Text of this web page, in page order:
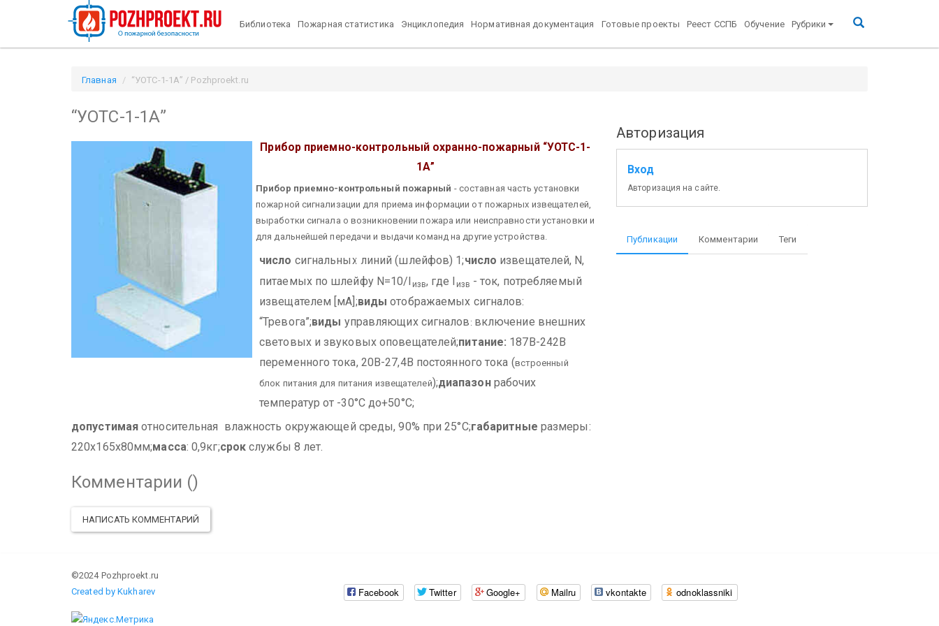
Библиотека Пожарная статистика Энциклопедия Нормативная документация Готовые проекты Реест ССПБ Обучение Рубрики
Главная “УОТС-1-1А” / Pozhproekt.ru
“УОТС-1-1А”
Прибор приемно-контрольный охранно-пожарный “УОТС-1-
1А”
Прибор приемно-контрольный пожарный - составная часть установки
пожарной сигнализации для приема информации от пожарных извещателей,
выработки сигнала о возникновении пожара или неисправности установки и
для дальнейшей передачи и выдачи команд на другие устройства.
число сигнальных линий (шлейфов) 1;число извещателей, N,
питаемых по шлейфу N=10/I изв, где I изв - ток, потребляемый
извещателем [мА];виды отображаемых сигналов:
“Тревога”;виды управляющих сигналов : включение внешних
световых и звуковых оповещателей;питание: 187В-242В
переменного тока, 20В-27,4В постоянного тока (встроенный
блок питания для питания извещателей);диапазонрабочих
температур от -30°С до+50°С;
допустимая относительная влажность окружающей среды, 90% при 25°С;габаритные размеры:
220х165х80мм;масса: 0,9кг;срок службы 8 лет.
Комментарии ()
НАПИСАТЬ КОММЕНТАРИЙ
Авторизация
Вход
Авторизация на сайте.
Публикации Комментарии Теги
©2024 Pozhproekt.ru
Created by Kukharev
Facebook Twitter Google+ Mailru vkontakte odnoklassniki